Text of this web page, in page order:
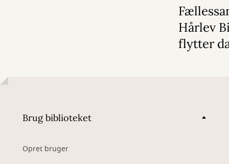
august 2026
Hårlev
flytter
Brug biblioteket
Opret bruger